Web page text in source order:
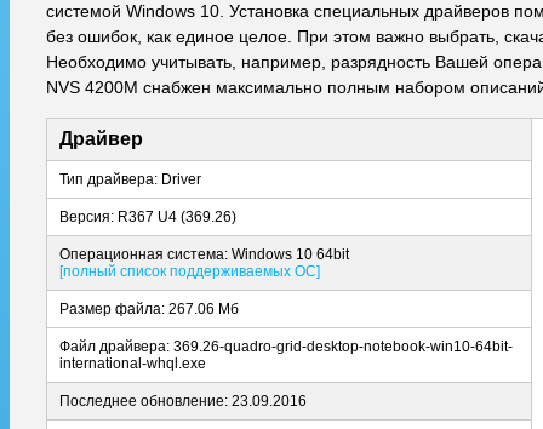
системой Windows 10. Установка специальных драйверов
без ошибок, как единое целое. При этом важно выбрать,
Необходимо учитывать, например, разрядность Вашей
NVS 4200M снабжен максимально полным набором
Драйвер
Тип драйвера: Driver
Версия: R367 U4 (369.26)
Операционная система: Windows 10 64bit
[полный список поддерживаемых ОС]
Размер файла: 267.06 Мб
Файл драйвера: 369.26-quadro-grid-desktop-notebook-win10-64bit-
international-whql.exe
Последнее обновление: 23.09.2016